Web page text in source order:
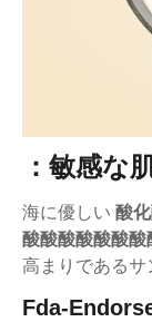
：敏感な
海に優しい 酸
酸酸酸酸酸酸
高まりであるサ
Fda-